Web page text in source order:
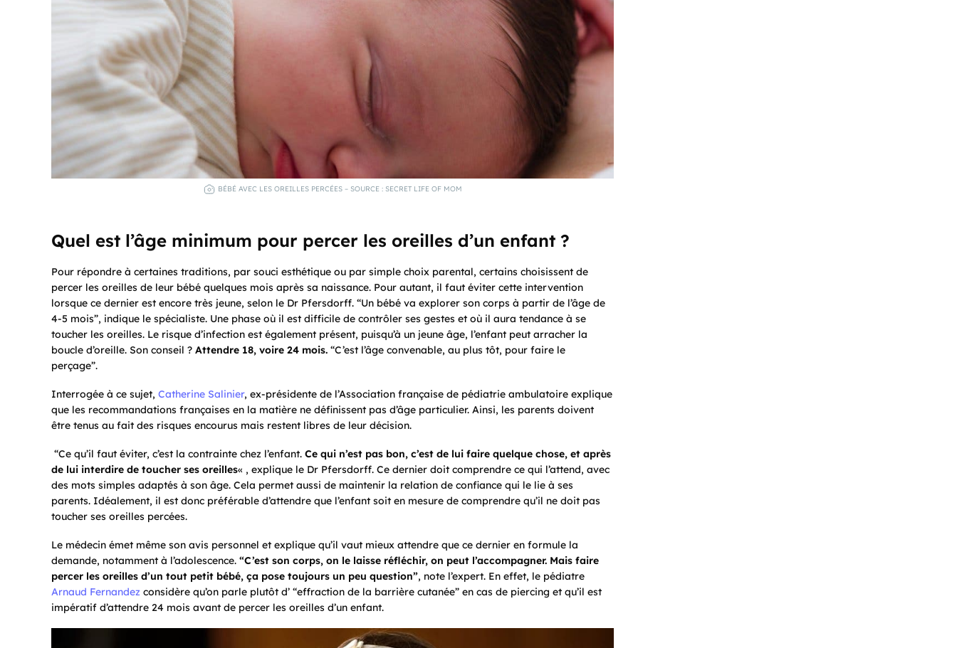
BÉBÉ AVEC LES OREILLES PERCÉES – SOURCE : SECRET LIFE OF MOM
Quel est l’âge minimum pour percer les oreilles d’un enfant ?
Pour répondre à certaines traditions, par souci esthétique ou par simple choix parental, certains choisissent de
percer les oreilles de leur bébé quelques mois après sa naissance. Pour autant, il faut éviter cette intervention
lorsque ce dernier est encore très jeune, selon le Dr Pfersdorff. “Un bébé va explorer son corps à partir de l’âge de
4-5 mois”, indique le spécialiste. Une phase où il est difficile de contrôler ses gestes et où il aura tendance à se
toucher les oreilles. Le risque d’infection est également présent, puisqu’à un jeune âge, l’enfant peut arracher la
boucle d’oreille. Son conseil ? Attendre 18, voire 24 mois. “C’est l’âge convenable, au plus tôt, pour faire le
perçage”.
Interrogée à ce sujet, Catherine Salinier, ex-présidente de l’Association française de pédiatrie ambulatoire explique
que les recommandations françaises en la matière ne définissent pas d’âge particulier. Ainsi, les parents doivent
être tenus au fait des risques encourus mais restent libres de leur décision.
“Ce qu’il faut éviter, c’est la contrainte chez l’enfant. Ce qui n’est pas bon, c’est de lui faire quelque chose, et après
de lui interdire de toucher ses oreilles« , explique le Dr Pfersdorff. Ce dernier doit comprendre ce qui l’attend, avec
des mots simples adaptés à son âge. Cela permet aussi de maintenir la relation de confiance qui le lie à ses
parents. Idéalement, il est donc préférable d’attendre que l’enfant soit en mesure de comprendre qu’il ne doit pas
toucher ses oreilles percées.
Le médecin émet même son avis personnel et explique qu’il vaut mieux attendre que ce dernier en formule la
demande, notamment à l’adolescence. “C’est son corps, on le laisse réfléchir, on peut l’accompagner. Mais faire
percer les oreilles d’un tout petit bébé, ça pose toujours un peu question”, note l’expert. En effet, le pédiatre
Arnaud Fernandez considère qu’on parle plutôt d’ “effraction de la barrière cutanée” en cas de piercing et qu’il est
impératif d’attendre 24 mois avant de percer les oreilles d’un enfant.